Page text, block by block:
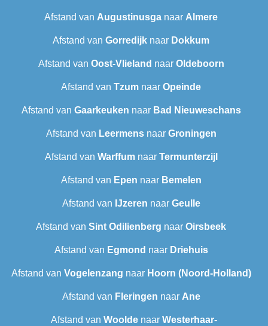
Afstand van Augustinusga naar Almere
Afstand van Gorredijk naar Dokkum
Afstand van Oost-Vlieland naar Oldeboorn
Afstand van Tzum naar Opeinde
Afstand van Gaarkeuken naar Bad Nieuweschans
Afstand van Leermensnaar Groningen
Afstand van Warffumnaar Termunterzijl
Afstand van Epen naar Bemelen
Afstand van IJzeren naar Geulle
Afstand van Sint Odilienberg naar Oirsbeek
Afstand van Egmond naar Driehuis
Afstand van Vogelenzang naar Hoorn (Noord-Holland)
Afstand van Fleringen naar Ane
Afstand van Woolde naar Westerhaar-